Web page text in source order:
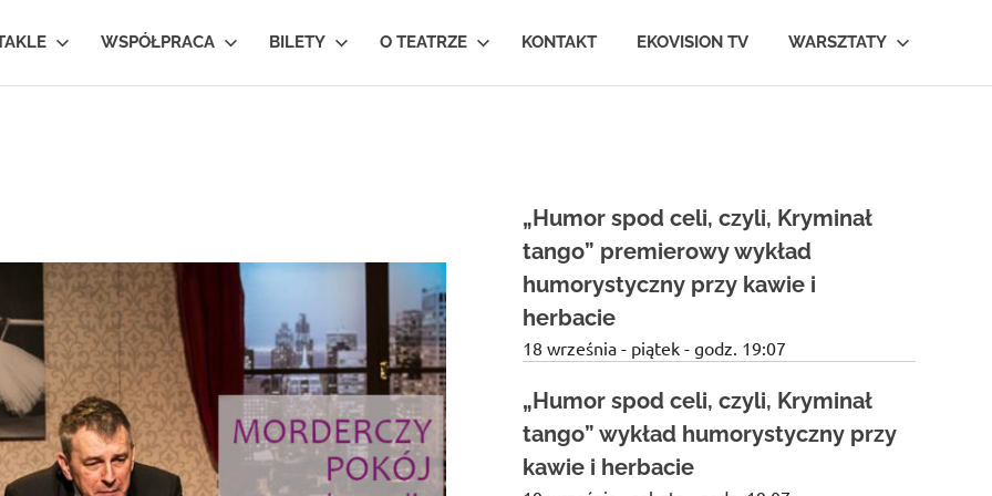
WSPÓŁPRACA BILETY O TEATRZE KONTAKT EKOVISION TV WARSZTATY
„Humor spod celi, czyli, Kryminał
tango” premierowy wykład
humorystyczny przy kawie i
herbacie
18 września - piątek - godz. 19:07
„Humor spod celi, czyli, Kryminał
tango” wykład humorystyczny przy
kawie i herbacie